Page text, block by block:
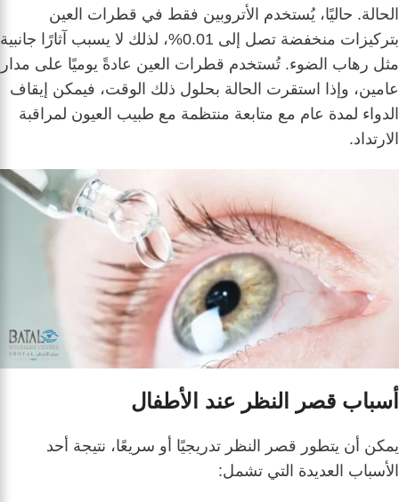
الحالة. حاليًا، يُستخدم الأتروبين فقط في قطرات العين
بتركيزات منخفضة تصل إلى 0.01%، لذلك لا يسبب آثارًا جانبية
مثل رهاب الضوء. تُستخدم قطرات العين عادةً يوميًا على مدار
عامين، وإذا استقرت الحالة بحلول ذلك الوقت، فيمكن إيقاف
الدواء لمدة عام مع متابعة منتظمة مع طبيب العيون لمراقبة
الارتداد.
أسباب قصر النظر عند الأطفال
يمكن أن يتطور قصر النظر تدريجيًا أو سريعًا، نتيجة أحد
الأسباب العديدة التي تشمل: